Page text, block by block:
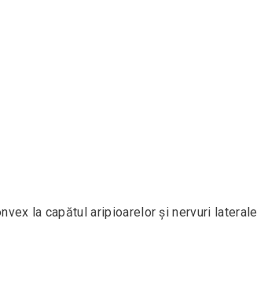
la capătul aripioarelor și nervuri laterale